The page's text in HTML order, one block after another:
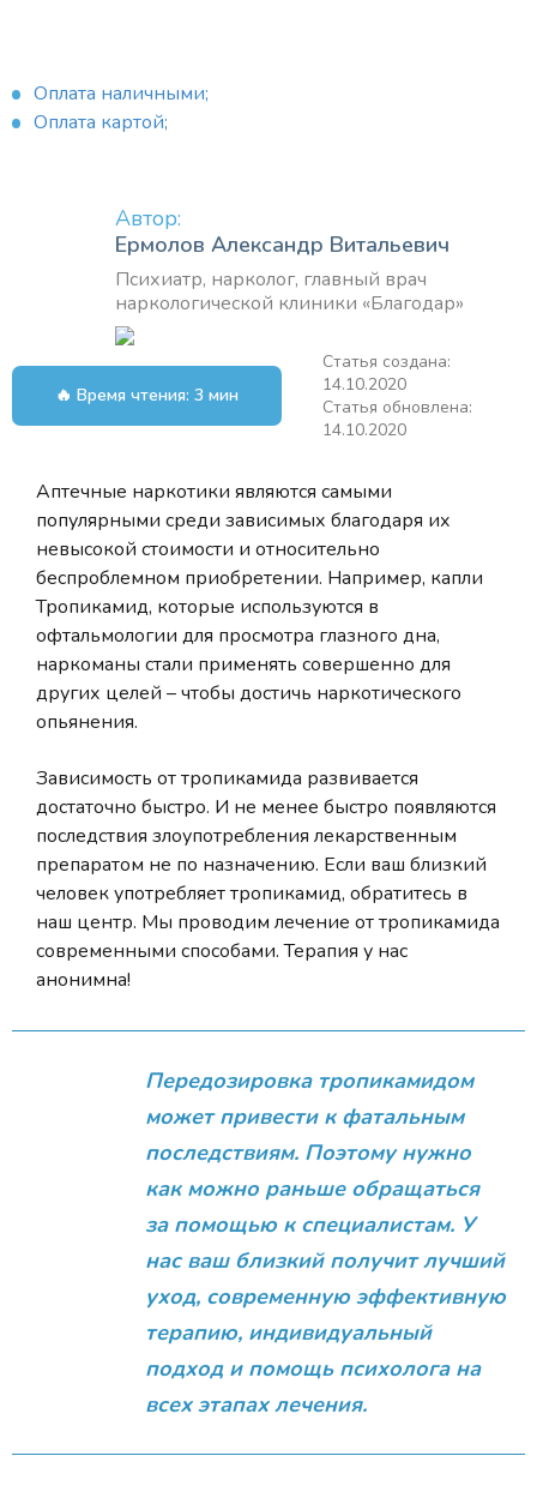
Автор:
Ермолов Александр Витальевич
Психиатр, нарколог, главный врач
наркологической клиники «Благодар»
🔥 Время чтения: 3 мин
Статья создана:
14.10.2020
Статья обновлена:
14.10.2020
Аптечные наркотики являются самыми
популярными среди зависимых благодаря их
невысокой стоимости и относительно
беспроблемном приобретении. Например, капли
Тропикамид, которые используются в
офтальмологии для просмотра глазного дна,
наркоманы стали применять совершенно для
других целей – чтобы достичь наркотического
опьянения.
Зависимость от тропикамида развивается
достаточно быстро. И не менее быстро появляются
последствия злоупотребления лекарственным
препаратом не по назначению. Если ваш близкий
человек употребляет тропикамид, обратитесь в
наш центр. Мы проводим лечение от тропикамида
современными способами. Терапия у нас
анонимна!
Передозировка тропикамидом
может привести к фатальным
последствиям. Поэтому нужно
как можно раньше обращаться
за помощью к специалистам. У
нас ваш близкий получит лучший
уход, современную эффективную
терапию, индивидуальный
подход и помощь психолога на
всех этапах лечения.
Оплата наличными;
Оплата картой;